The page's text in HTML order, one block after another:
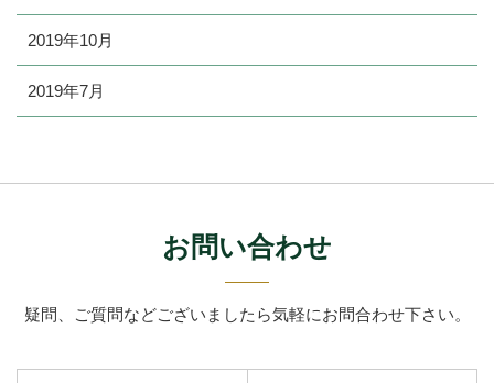
2019年10月
2019年7月
お問い合わせ
疑問、ご質問などございましたら気軽にお問合わせ下さい。